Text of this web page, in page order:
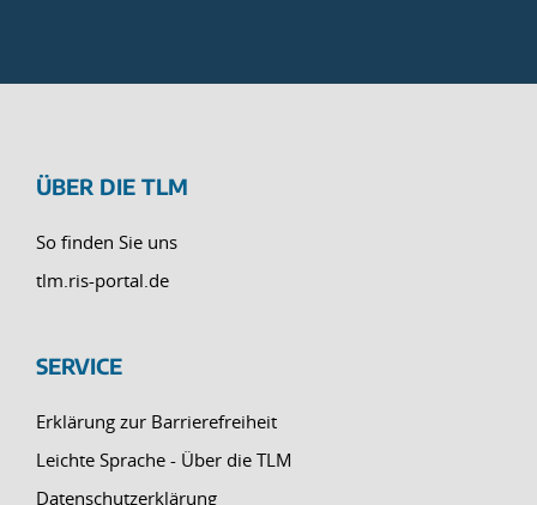
ÜBER DIE TLM
So finden Sie uns
tlm.ris-portal.de
SERVICE
Erklärung zur Barrierefreiheit
Leichte Sprache - Über die TLM
Datenschutzerklärung